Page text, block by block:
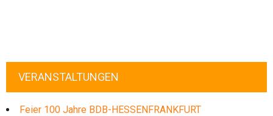
VERANSTALTUNGEN
Feier 100 Jahre BDB-HESSENFRANKFURT